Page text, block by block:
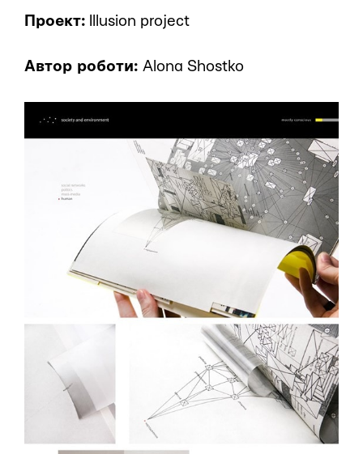
Проект: Illusion project
Автор роботи: Alona Shostko